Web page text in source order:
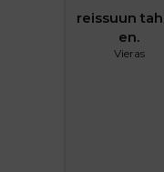
reissuun
en.
Vieras